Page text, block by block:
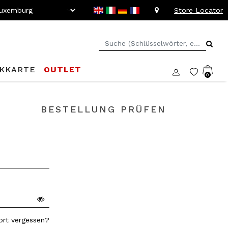
Store Locator
OUTLET
0
BESTELLUNG PRÜFEN
vergessen?